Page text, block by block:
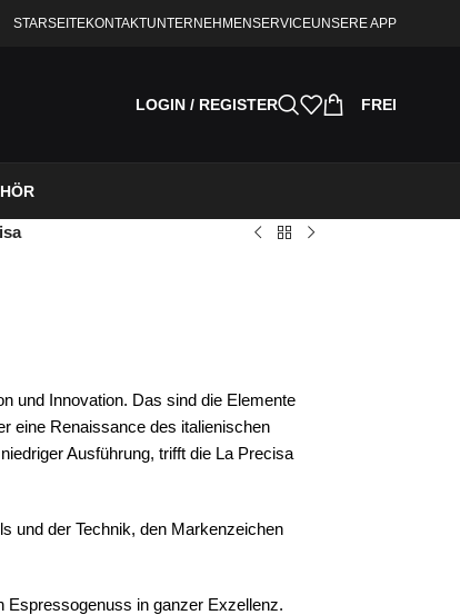
STARSEITEKONTAKTUNTERNEHMENSERVICEUNSERE APP
LOGIN / REGISTER FREI
und Innovation. Das sind die Elemente
eine Renaissance des italienischen
Ausführung, trifft die La Precisa
und der Technik, den Markenzeichen
Espressogenuss in ganzer Exzellenz.